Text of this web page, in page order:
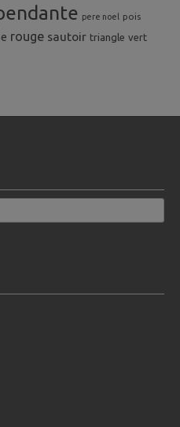
pere noel pois
rouge sautoir triangle vert